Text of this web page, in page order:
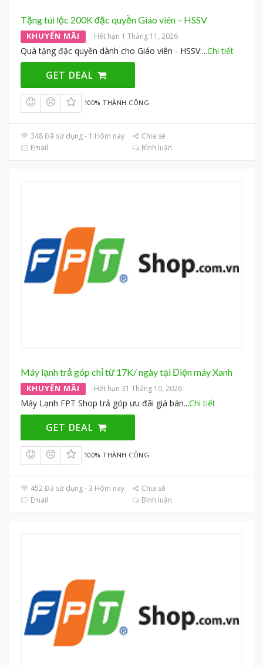
Tặng túi lộc 200K đặc quyền Giáo viên – HSSV
KHUYẾN MÃI Hết hạn 1 Tháng 11, 2026
Quà tặng đặc quyền dành cho Giáo viên - HSSV:...Chi tiết
GET DEAL
100% THÀNH CÔNG
348 Đã sử dụng - 1 Hôm nay
Chia sẻ
Email
Bình luận
Máy lạnh trả góp chỉ từ 17K/ ngày tại Điện máy Xanh
KHUYẾN MÃI Hết hạn 31 Tháng 10, 2026
Máy Lạnh FPT Shop trả góp ưu đãi giá bán...Chi tiết
GET DEAL
100% THÀNH CÔNG
452 Đã sử dụng - 3 Hôm nay
Chia sẻ
Email
Bình luận